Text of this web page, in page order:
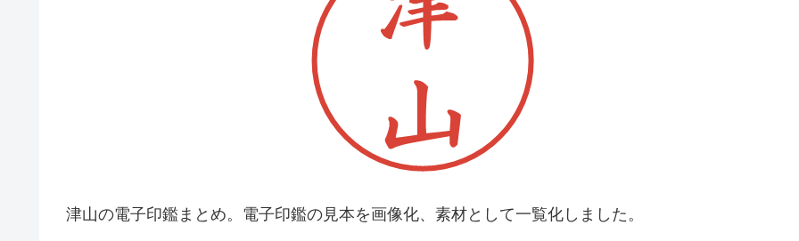
津山の電子印鑑まとめ。電子印鑑の見本を画像化、素材として一覧化しました。